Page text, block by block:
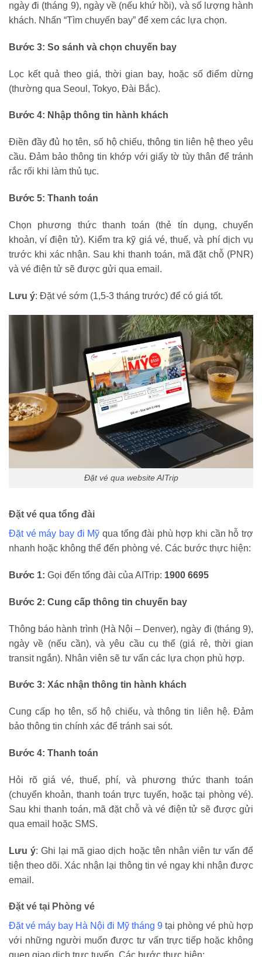
ngày đi (tháng 9), ngày về (nếu khứ hồi), và số lượng hành
khách. Nhấn “Tìm chuyến bay” để xem các lựa chọn.
Bước 3: So sánh và chọn chuyến bay
Lọc kết quả theo giá, thời gian bay, hoặc số điểm dừng
(thường qua Seoul, Tokyo, Đài Bắc).
Bước 4: Nhập thông tin hành khách
Điền đầy đủ họ tên, số hộ chiếu, thông tin liên hệ theo yêu
cầu. Đảm bảo thông tin khớp với giấy tờ tùy thân để tránh
rắc rối khi làm thủ tục.
Bước 5: Thanh toán
Chọn phương thức thanh toán (thẻ tín dụng, chuyển
khoản, ví điện tử). Kiểm tra kỹ giá vé, thuế, và phí dịch vụ
trước khi xác nhận. Sau khi thanh toán, mã đặt chỗ (PNR)
và vé điện tử sẽ được gửi qua email.
Lưu ý: Đặt vé sớm (1,5-3 tháng trước) để có giá tốt.
Đặt vé qua website AITrip
Đặt vé qua tổng đài
Đặt vé máy bay đi Mỹ qua tổng đài phù hợp khi cần hỗ trợ
nhanh hoặc không thể đến phòng vé. Các bước thực hiện:
Bước 1: Gọi đến tổng đài của AITrip: 1900 6695
Bước 2: Cung cấp thông tin chuyến bay
Thông báo hành trình (Hà Nội – Denver), ngày đi (tháng 9),
ngày về (nếu cần), và yêu cầu cụ thể (giá rẻ, thời gian
transit ngắn). Nhân viên sẽ tư vấn các lựa chọn phù hợp.
Bước 3: Xác nhận thông tin hành khách
Cung cấp họ tên, số hộ chiếu, và thông tin liên hệ. Đảm
bảo thông tin chính xác để tránh sai sót.
Bước 4: Thanh toán
Hỏi rõ giá vé, thuế, phí, và phương thức thanh toán
(chuyển khoản, thanh toán trực tuyến, hoặc tại phòng vé).
Sau khi thanh toán, mã đặt chỗ và vé điện tử sẽ được gửi
qua email hoặc SMS.
Lưu ý: Ghi lại mã giao dịch hoặc tên nhân viên tư vấn để
tiện theo dõi. Xác nhận lại thông tin vé ngay khi nhận được
email.
Đặt vé tại Phòng vé
Đặt vé máy bay Hà Nội đi Mỹ tháng 9 tại phòng vé phù hợp
với những người muốn được tư vấn trực tiếp hoặc không